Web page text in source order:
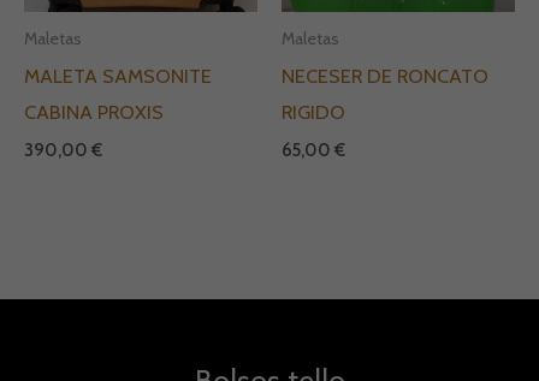
Maletas
MALETA SAMSONITE
CABINA PROXIS
390,00 €
Maletas
NECESER DE RONCATO
RIGIDO
65,00 €